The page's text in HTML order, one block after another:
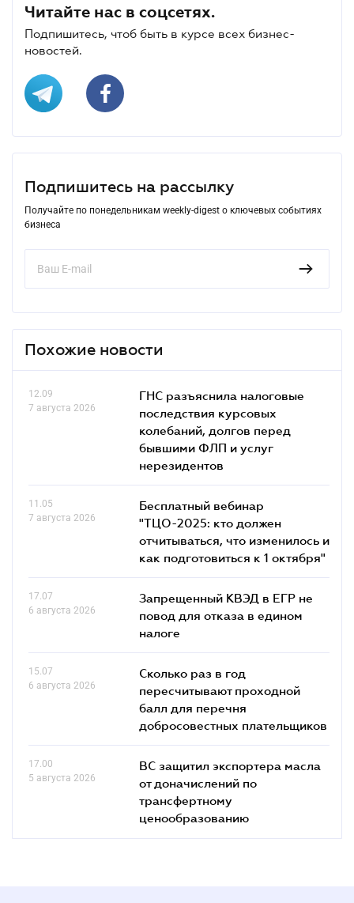
Читайте нас в соцсетях.
Подпишитесь, чтоб быть в курсе всех бизнес-
новостей.
Подпишитесь на рассылку
Получайте по понедельникам weekly-digest о ключевых событиях
бизнеса
Похожие новости
12.09
7 августа 2026
ГНС разъяснила налоговые
последствия курсовых
колебаний, долгов перед
бывшими ФЛП и услуг
нерезидентов
11.05
7 августа 2026
Бесплатный вебинар
"ТЦО-2025: кто должен
отчитываться, что изменилось и
как подготовиться к 1 октября"
17.07
6 августа 2026
Запрещенный КВЭД в ЕГР не
повод для отказа в едином
налоге
15.07
6 августа 2026
Сколько раз в год
пересчитывают проходной
балл для перечня
добросовестных плательщиков
17.00
5 августа 2026
ВС защитил экспортера масла
от доначислений по
трансфертному
ценообразованию